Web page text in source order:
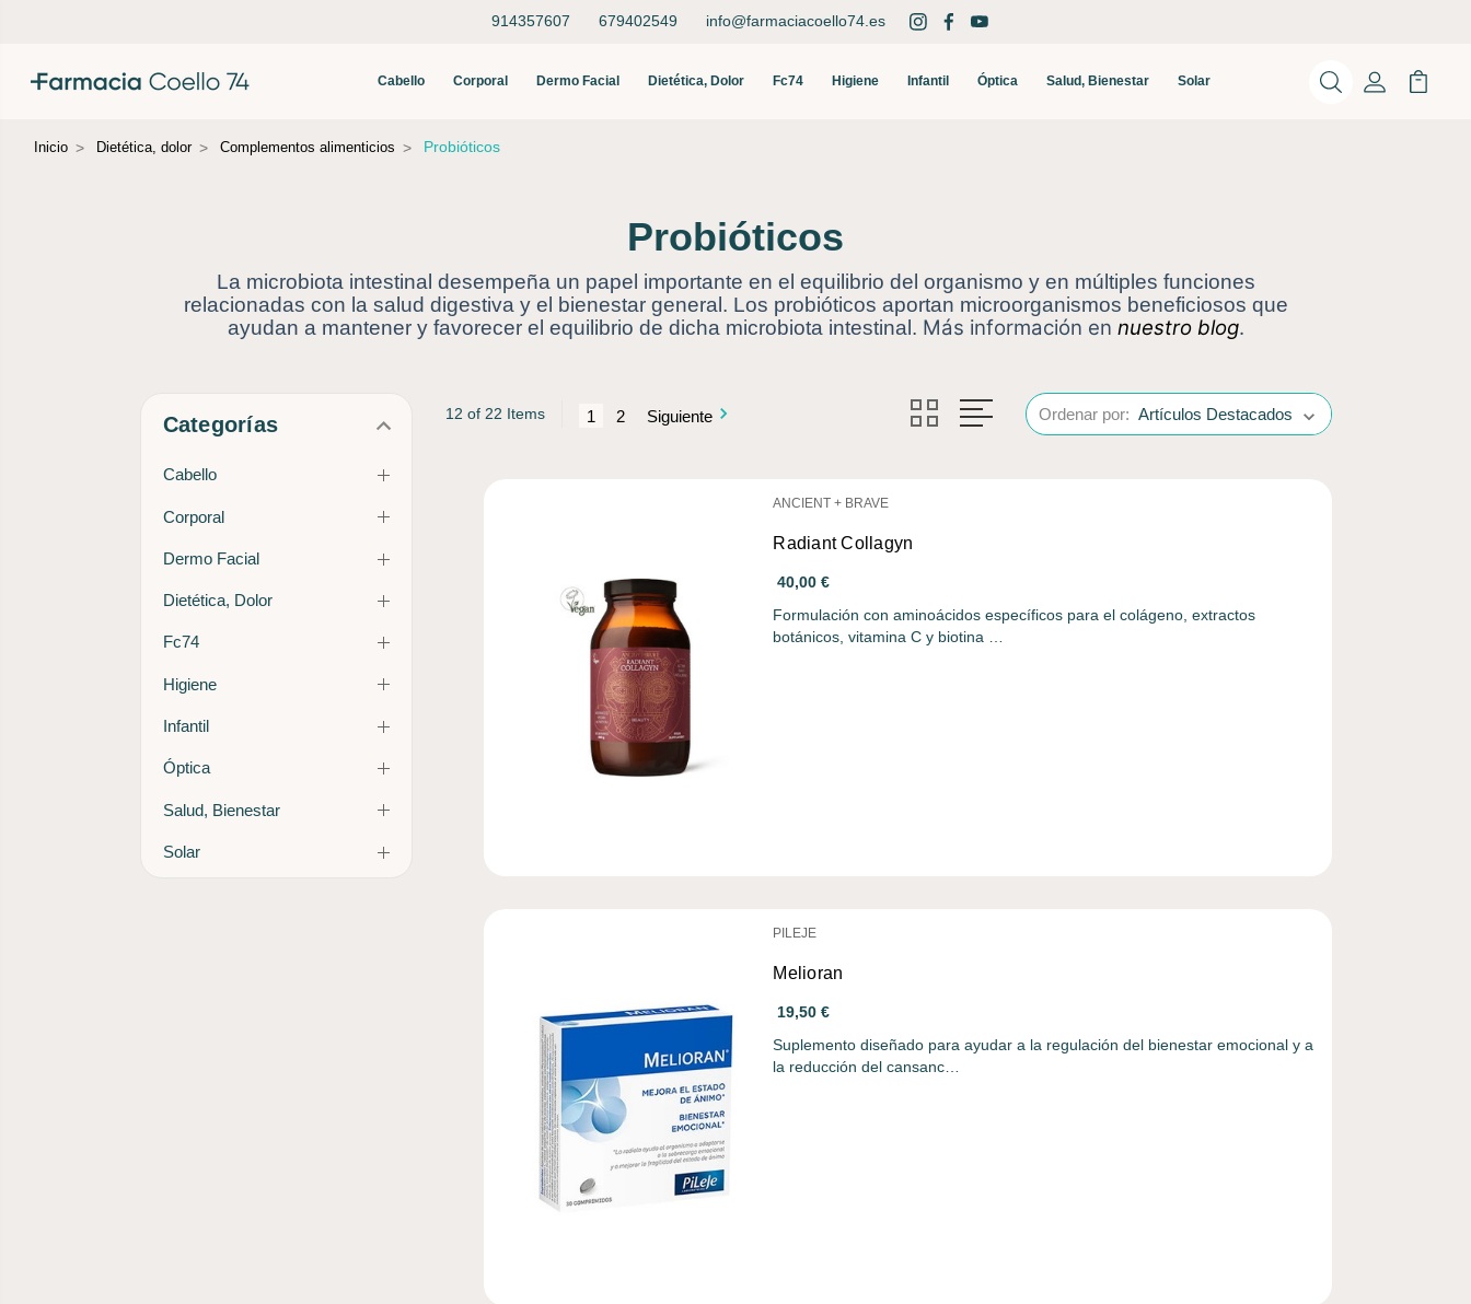
914357607 679402549 info@farmaciacoello74.es
Cabello Corporal Dermo Facial Dietética, Dolor Fc74 Higiene Infantil Óptica Salud, Bienestar Solar BuscarMi Cuenta
Mi
Inicio Dietética, dolor Complementos alimenticios Probióticos
Probióticos
La microbiota intestinal desempeña un papel importante en el equilibrio del organismo y en múltiples funciones
relacionadas con la salud digestiva y el bienestar general. Los probióticos aportan microorganismos beneficiosos que
ayudan a mantener y favorecer el equilibrio de dicha microbiota intestinal. Más información en nuestro blog.
Categorías
Cabello
Corporal
Dermo Facial
Dietética, Dolor
Fc74
Higiene
Infantil
Óptica
Salud, Bienestar
Solar
12 of 22 Items 1 2 Siguiente Ordenar por:
ANCIENT + BRAVE
Radiant Collagyn
40,00 €
Formulación con aminoácidos específicos para el colágeno, extractos
botánicos, vitamina C y biotina …
PILEJE
Melioran
19,50 €
Suplemento diseñado para ayudar a la regulación del bienestar emocional y a
la reducción del cansanc…